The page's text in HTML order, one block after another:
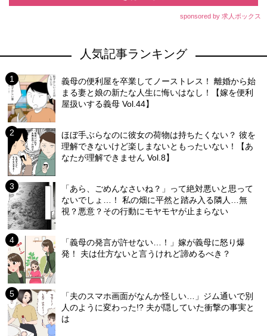
sponsored by 求人ボックス
人気記事ランキング
義母の便利屋を卒業してノーストレス！ 離婚から始
まる妻と娘の新たな人生に悔いはなし！【嫁を便利
屋扱いする義母 Vol.44】
ほぼ手ぶらなのに彼女の荷物は持ちたくない？ 彼を
理解できないけど楽しまないともったいない！【あ
なたが理解できません Vol.8】
「あら、ごめんなさいね？」って絶対悪いと思って
ないでしょ…！ 私の畑に平然と踏み入る隣人…無
視？悪意？その行動にモヤモヤが止まらない
「義母の発言が許せない…！」嫁が義母に怒り爆
発！ 夫は仕方ないと言うけれど諦めるべき？
「夫のスマホ画面がなんか怪しい…」ジム通いで別
人のように変わった!? 夫が隠していた衝撃の事実と
は